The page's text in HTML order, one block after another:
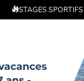
STAGES SPORTIFS